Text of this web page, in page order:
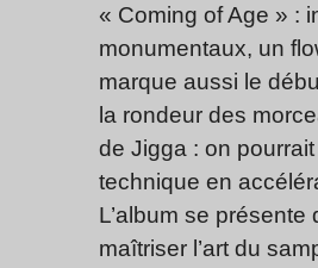
« Coming of Age » :
monumentaux, un
marque aussi le
la rondeur des
de Jigga : on
technique en
L’album se
maîtriser l’art du